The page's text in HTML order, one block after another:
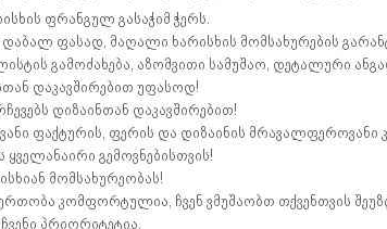
ფრანგულ გასაჭიმ ჭერს.
დაბალ ფასად, მაღალი ხარისხის მომსახურების
გამოძახება, აზომვითი სამუშაო, დეტალური
დაკავშირებით უფასოდ!
დიზაინთან დაკავშირებით!
ფაქტურის, ფერის და დიზაინის მრავალფეროვანი
გემოვნებისთვის!
მომსახურეობას!
კომფორტულია, ჩვენ ვმუშაობთ თქვენთვის
პრიორიტეტია.